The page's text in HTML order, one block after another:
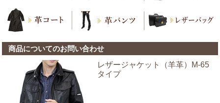
商品についてのお問い合わせ
レザージャケット（羊革）M-65
タイプ